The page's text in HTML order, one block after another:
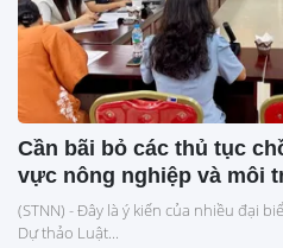
Cần bãi bỏ các thủ tục
vực nông nghiệp và môi
(STNN) - Đây là ý kiến của nhiều đại
Dự thảo Luật...